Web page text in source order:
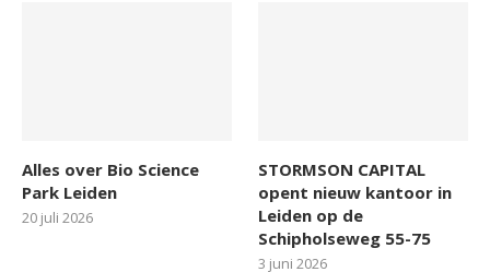
Alles over Bio Science
Park Leiden
20 juli 2026
STORMSON CAPITAL
opent nieuw kantoor in
Leiden op de
Schipholseweg 55-75
3 juni 2026